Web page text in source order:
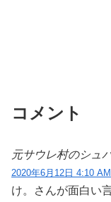
コメント
元サウレ村のシュ
2020年6月12日 4:10 AM
け。さんが面白い